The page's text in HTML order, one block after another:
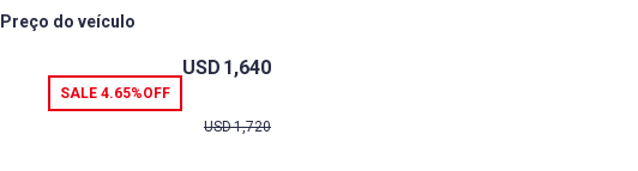
Preço do veículo
SALE 4.65%OFF
USD 1,640
USD1,720